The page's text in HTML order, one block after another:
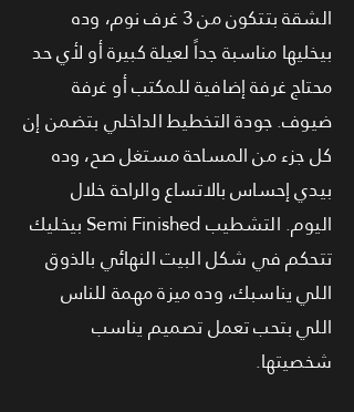
الشقة بتتكون من 3 غرف نوم، وده
بيخليها مناسبة جداً لعيلة كبيرة أو لأي حد
محتاج غرفة إضافية للمكتب أو غرفة
ضيوف. جودة التخطيط الداخلي بتضمن إن
كل جزء من المساحة مستغل صح، وده
بيدي إحساس بالاتساع والراحة خلال
اليوم. التشطيب Semi Finished بيخليك
تتحكم في شكل البيت النهائي بالذوق
اللي يناسبك، وده ميزة مهمة للناس
اللي بتحب تعمل تصميم يناسب
شخصيتها.